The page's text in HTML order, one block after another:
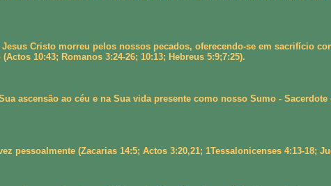
Cristo morreu pelos nossos pecados, oferecendo-se em sacrifício
10:43; Romanos 3:24-26; 10:13; Hebreus 5:9;7:25).
ascensão ao céu e na Sua vida presente como nosso Sumo -
pessoalmente (Zacarias 14:5; Actos 3:20,21; 1Tessalonicenses 4:13-18;